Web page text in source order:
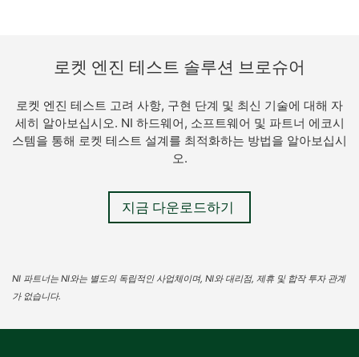
로켓 엔진 테스트 솔루션 브로슈어
로켓 엔진 테스트 고려 사항, 구현 단계 및 최신 기술에 대해 자
세히 알아보십시오. NI 하드웨어, 소프트웨어 및 파트너 에코시
스템을 통해 로켓 테스트 설계를 최적화하는 방법을 알아보십시
오.
지금 다운로드하기
NI 파트너는 NI와는 별도의 독립적인 사업체이며, NI와 대리점, 제휴 및 합작 투자 관계
가 없습니다.